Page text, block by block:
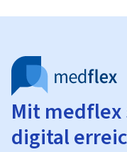
Mit medflex
digital